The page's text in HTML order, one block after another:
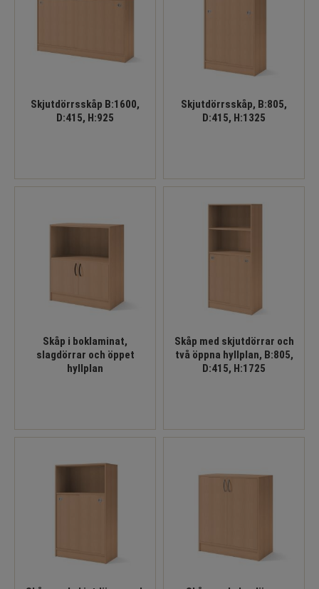
Skjutdörrsskåp B:1600,
D:415, H:925
Skjutdörrsskåp, B:805,
D:415, H:1325
Skåp i boklaminat,
slagdörrar och öppet
hyllplan
Skåp med skjutdörrar och
två öppna hyllplan, B:805,
D:415, H:1725